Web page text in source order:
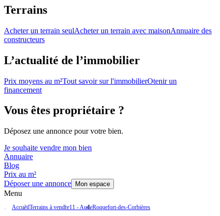
Terrains
Acheter un terrain seulAcheter un terrain avec maisonAnnuaire des
constructeurs
L’actualité de l’immobilier
Prix moyens au m²Tout savoir sur l'immobilierOtenir un
financement
Vous êtes propriétaire ?
Déposez une annonce pour votre bien.
Je souhaite vendre mon bien
Annuaire
Blog
Prix au m²
Déposer une annonce
Mon espace
Menu
AccueilTerrains à vendre11 - AudeRoquefort-des-Corbières